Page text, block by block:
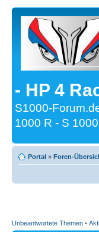
- HP 4
S1000-
1000 R - S
Portal » Foren-
Unbeantwortete Themen •